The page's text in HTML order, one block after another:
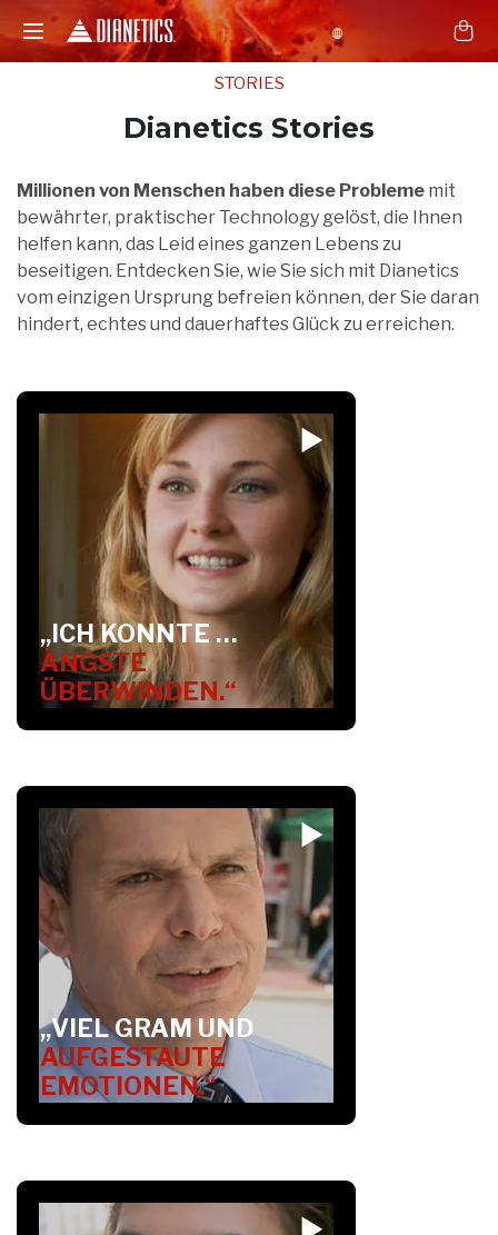
STORIES
Dianetics Stories
Millionen von Menschen haben diese Probleme mit
bewährter, praktischer Technology gelöst, die Ihnen
helfen kann, das Leid eines ganzen Lebens zu
beseitigen. Entdecken Sie, wie Sie sich mit Dianetics
vom einzigen Ursprung befreien können, der Sie daran
hindert, echtes und dauerhaftes Glück zu erreichen.
„ICH KONNTE …
ÄNGSTE
ÜBERWINDEN.“
„VIEL GRAM UND
AUFGESTAUTE
EMOTIONEN.“